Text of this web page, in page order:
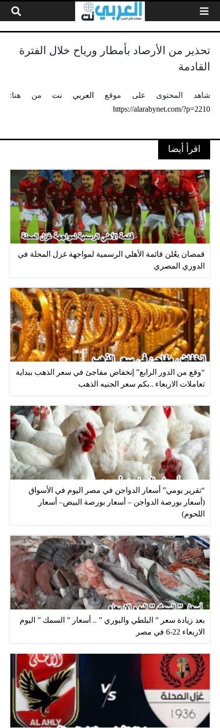
تحذير من الأرصاد بأمطار ورياح خلال الفترة
القادمة
شاهد المحتوى على موقع العربي نت من هنا:
https://alarabynet.com/?p=2210
اقرأ أيضا
قمصان يعُلن قائمة الأهلي الرسمية لمواجهة غزل المحلة في
الدوري المصري
“وقع من الدور الرابع” إنخفاض مفاجئ في سعر الذهب ببداية
تعاملات الاربعاء ..بكم سعر الجنيه الذهب
“تقرير يومي” أسعار الدواجن في مصر اليوم في الأسواق
(أسعار بورصة الدواجن – أسعار بورصة البيض– أسعار
اللحوم)
بعد زيادة سعر ” البلطي والبوري ” .. أسعار ” السمك ” اليوم
الاربعاء 22-6 في مصر